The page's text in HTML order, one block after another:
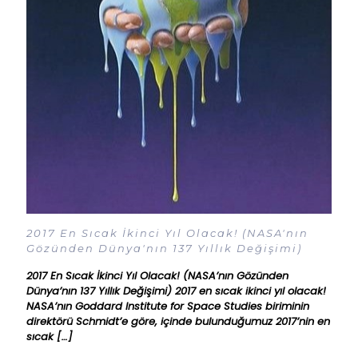
2017 En Sıcak İkinci Yıl Olacak! (NASA'nın
Gözünden Dünya'nın 137 Yıllık Değişimi)
2017 En Sıcak İkinci Yıl Olacak! (NASA’nın Gözünden
Dünya’nın 137 Yıllık Değişimi) 2017 en sıcak ikinci yıl olacak!
NASA’nın Goddard Institute for Space Studies biriminin
direktörü Schmidt’e göre, içinde bulunduğumuz 2017’nin en
sıcak[…]